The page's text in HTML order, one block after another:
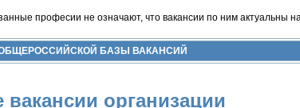
професии не означают, что вакансии по ним актуальны
БАЗЫ ВАКАНСИЙ
организации